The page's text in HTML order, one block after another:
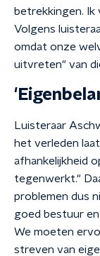
betrekkingen. Ik
Volgens
omdat onze
uitvreten" van
Luisteraar
het verleden
afhankelijkheid
tegenwerkt."
problemen dus
goed bestuur
We moeten
streven van